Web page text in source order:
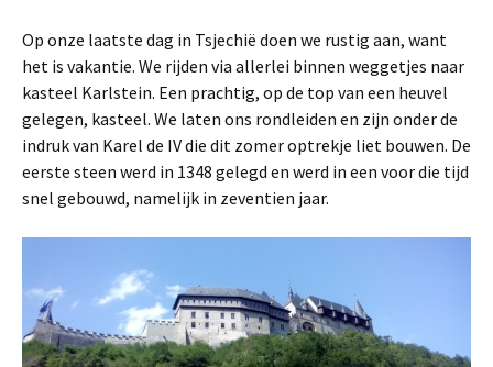
Op onze laatste dag in Tsjechië doen we rustig aan, want
het is vakantie. We rijden via allerlei binnen weggetjes naar
kasteel Karlstein. Een prachtig, op de top van een heuvel
gelegen, kasteel. We laten ons rondleiden en zijn onder de
indruk van Karel de IV die dit zomer optrekje liet bouwen. De
eerste steen werd in 1348 gelegd en werd in een voor die tijd
snel gebouwd, namelijk in zeventien jaar.